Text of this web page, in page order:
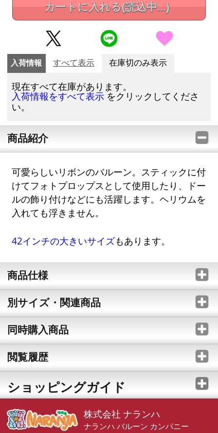
カートに入れる(読込中...)
入荷情報 すべて表示 在庫切のみ表示
現在すべて在庫があります。
入荷情報をすべて表示 をクリックしてくださ
い。
商品紹介
可愛らしいリボンのバルーン。スティックに付
けてフォトプロップスとして使用したり、ドー
ルの飾り付けなどにも活躍します。ヘリウムを
入れても浮きません。
42インチの大きいサイズもあります。
商品仕様
別サイズ・関連商品
同時購入商品
閲覧履歴
ショッピングガイド
株式会社 ナランハ
ナランハ バルーン カンパニー